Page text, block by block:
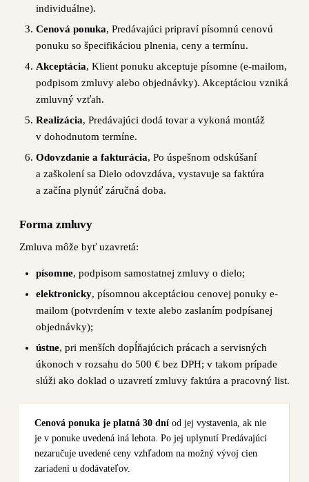
individuálne).
Cenová ponuka, Predávajúci pripraví písomnú cenovú
ponuku so špecifikáciou plnenia, ceny a termínu.
Akceptácia, Klient ponuku akceptuje písomne (e-mailom,
podpisom zmluvy alebo objednávky). Akceptáciou vzniká
zmluvný vzťah.
Realizácia, Predávajúci dodá tovar a vykoná montáž
v dohodnutom termíne.
Odovzdanie a fakturácia, Po úspešnom odskúšaní
a zaškolení sa Dielo odovzdáva, vystavuje sa faktúra
a začína plynúť záručná doba.
Forma zmluvy
Zmluva môže byť uzavretá:
písomne, podpisom samostatnej zmluvy o dielo;
elektronicky, písomnou akceptáciou cenovej ponuky e-
mailom (potvrdením v texte alebo zaslaním podpísanej
objednávky);
ústne, pri menších dopĺňajúcich prácach a servisných
úkonoch v rozsahu do 500 € bez DPH; v takom prípade
slúži ako doklad o uzavretí zmluvy faktúra a pracovný list.
Cenová ponuka je platná 30 dní od jej vystavenia, ak nie
je v ponuke uvedená iná lehota. Po jej uplynutí Predávajúci
nezaručuje uvedené ceny vzhľadom na možný vývoj cien
zariadení u dodávateľov.